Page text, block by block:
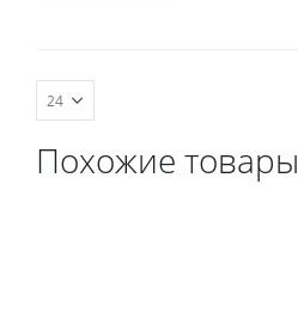
Похожие товары